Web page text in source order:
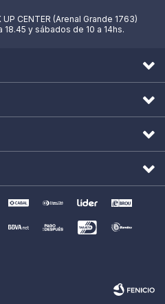
UP CENTER (Arenal Grande 1763)
18.45 y sábados de 10 a 14hs.